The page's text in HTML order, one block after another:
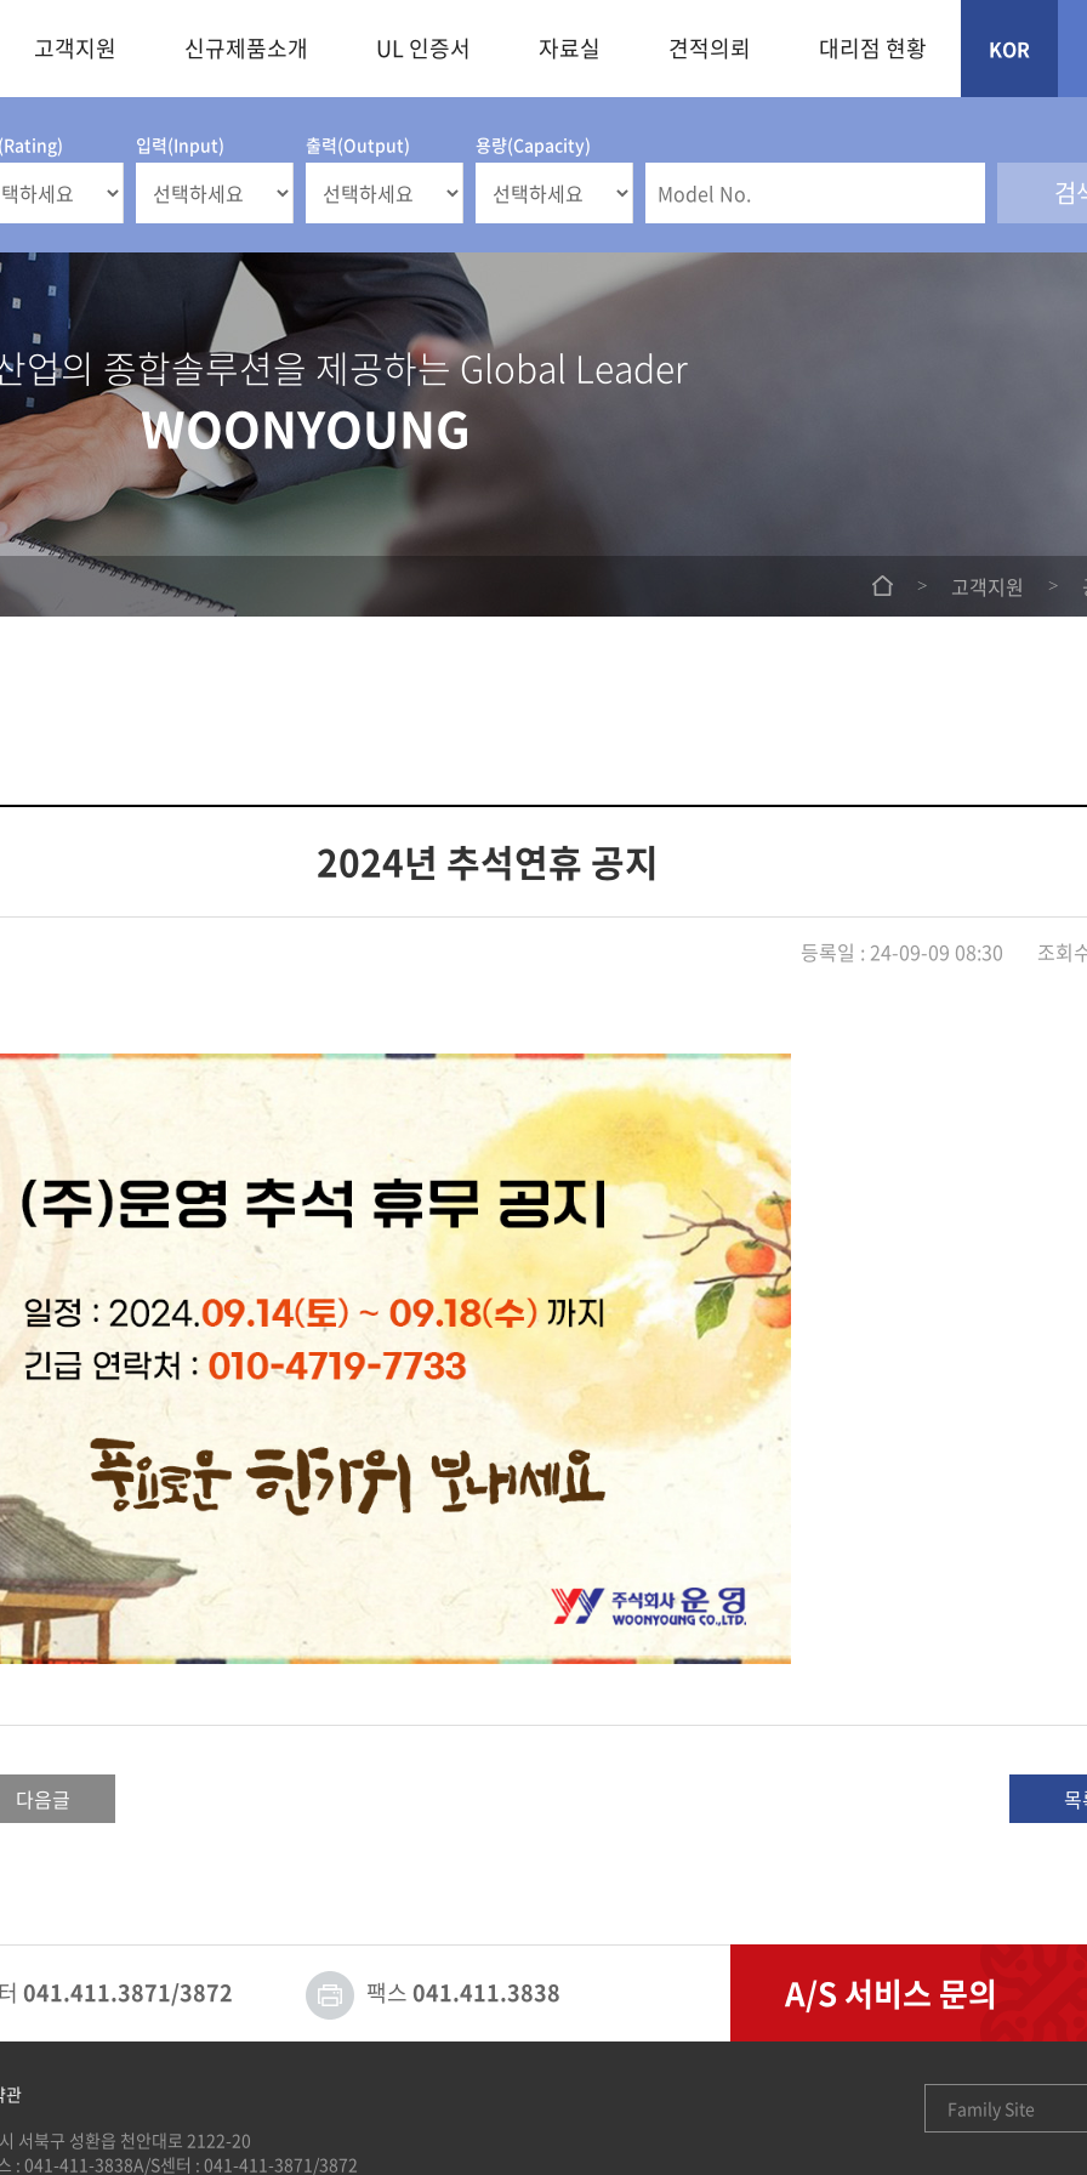
고객지원 신규제품소개 UL 인증서 자료실 견적의뢰 대리점 현황 KOR
입력(Input) 출력(Output) 용량(Capacity)
업의 종합솔루션을 제공하는 Global Leader
WOONYOUNG
> 고객지원 >
2024년 추석연휴 공지
등록일 : 24-09-09 08:30 조회
다음글
041.411.3871/3872 팩스041.411.3838 A/S 서비스 문의
관
서북구 성환읍 천안대로 2122-20
: 041-411-3838A/S센터 : 041-411-3871/3872
Family Site